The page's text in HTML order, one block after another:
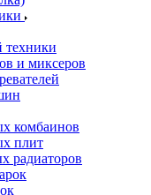
техники
и миксеров
комбаинов
плит
радиаторов